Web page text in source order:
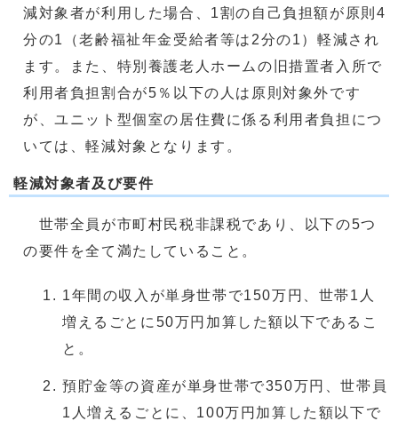
減対象者が利用した場合、1割の自己負担額が原則4
分の1（老齢福祉年金受給者等は2分の1）軽減され
ます。また、特別養護老人ホームの旧措置者入所で
利用者負担割合が5％以下の人は原則対象外です
が、ユニット型個室の居住費に係る利用者負担につ
いては、軽減対象となります。
軽減対象者及び要件
世帯全員が市町村民税非課税であり、以下の5つ
の要件を全て満たしていること。
1年間の収入が単身世帯で150万円、世帯1人
増えるごとに50万円加算した額以下であるこ
と。
預貯金等の資産が単身世帯で350万円、世帯員
1人増えるごとに、100万円加算した額以下で